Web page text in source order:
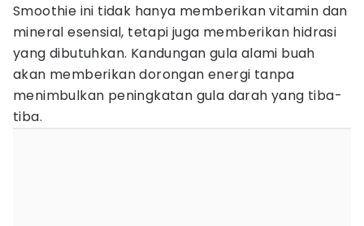
Smoothie ini tidak hanya memberikan vitamin dan
mineral esensial, tetapi juga memberikan hidrasi
yang dibutuhkan. Kandungan gula alami buah
akan memberikan dorongan energi tanpa
menimbulkan peningkatan gula darah yang tiba-
tiba.